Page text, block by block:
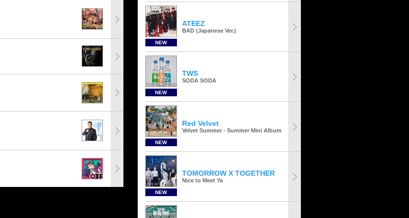
NEW
ATEEZ
BAD (Japanese Ver.)
NEW
TWS
SODA SODA
NEW
Red Velvet
Velvet Summer - Summer Mini Album
NEW
TOMORROW X TOGETHER
Nice to Meet Ya